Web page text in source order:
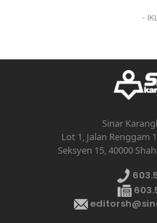
-
Sinar
Lot 1, Jalan Renggam
Seksyen 15, 40000